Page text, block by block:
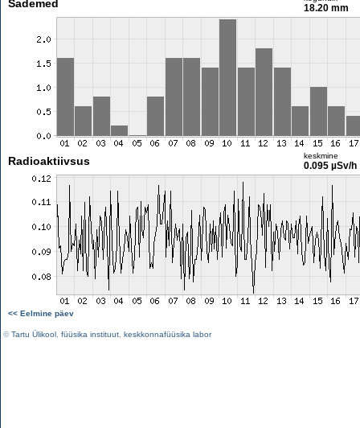
Sademed 18.20 mm
Radioaktiivsus keskmine
0.095 µSv/h
<< Eelmine päev
©Tartu Ülikool füüsika instituut keskkonnafüüsika labor